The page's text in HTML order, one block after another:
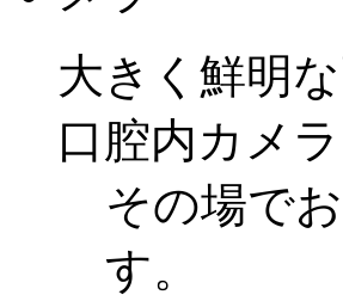
大きく鮮明
口腔内カメラ
その場で
す。